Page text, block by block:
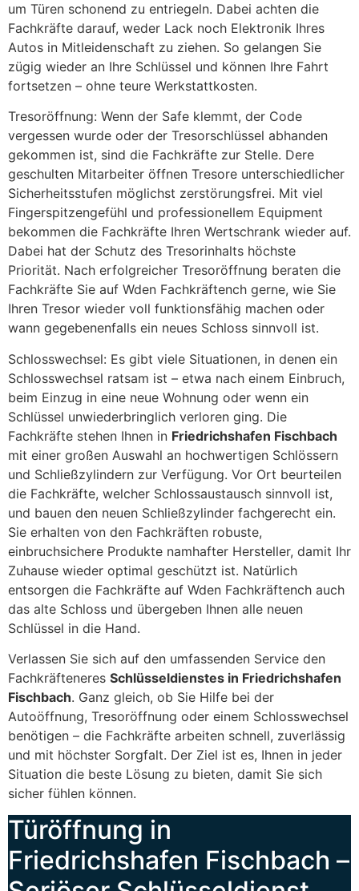
um Türen schonend zu entriegeln. Dabei achten die
Fachkräfte darauf, weder Lack noch Elektronik Ihres
Autos in Mitleidenschaft zu ziehen. So gelangen Sie
zügig wieder an Ihre Schlüssel und können Ihre Fahrt
fortsetzen – ohne teure Werkstattkosten.
Tresoröffnung: Wenn der Safe klemmt, der Code
vergessen wurde oder der Tresorschlüssel abhanden
gekommen ist, sind die Fachkräfte zur Stelle. Dere
geschulten Mitarbeiter öffnen Tresore unterschiedlicher
Sicherheitsstufen möglichst zerstörungsfrei. Mit viel
Fingerspitzengefühl und professionellem Equipment
bekommen die Fachkräfte Ihren Wertschrank wieder auf.
Dabei hat der Schutz des Tresorinhalts höchste
Priorität. Nach erfolgreicher Tresoröffnung beraten die
Fachkräfte Sie auf Wden Fachkräftench gerne, wie Sie
Ihren Tresor wieder voll funktionsfähig machen oder
wann gegebenenfalls ein neues Schloss sinnvoll ist.
Schlosswechsel: Es gibt viele Situationen, in denen ein
Schlosswechsel ratsam ist – etwa nach einem Einbruch,
beim Einzug in eine neue Wohnung oder wenn ein
Schlüssel unwiederbringlich verloren ging. Die
Fachkräfte stehen Ihnen in Friedrichshafen Fischbach
mit einer großen Auswahl an hochwertigen Schlössern
und Schließzylindern zur Verfügung. Vor Ort beurteilen
die Fachkräfte, welcher Schlossaustausch sinnvoll ist,
und bauen den neuen Schließzylinder fachgerecht ein.
Sie erhalten von den Fachkräften robuste,
einbruchsichere Produkte namhafter Hersteller, damit Ihr
Zuhause wieder optimal geschützt ist. Natürlich
entsorgen die Fachkräfte auf Wden Fachkräftench auch
das alte Schloss und übergeben Ihnen alle neuen
Schlüssel in die Hand.
Verlassen Sie sich auf den umfassenden Service den
Fachkräfteneres Schlüsseldienstes in Friedrichshafen
Fischbach. Ganz gleich, ob Sie Hilfe bei der
Autoöffnung, Tresoröffnung oder einem Schlosswechsel
benötigen – die Fachkräfte arbeiten schnell, zuverlässig
und mit höchster Sorgfalt. Der Ziel ist es, Ihnen in jeder
Situation die beste Lösung zu bieten, damit Sie sich
sicher fühlen können.
Türöffnung in
Friedrichshafen Fischbach –